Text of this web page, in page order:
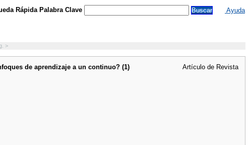
Rápida Palabra Clave Ayuda
>
de aprendizaje a un continuo? (1)
Artículo de Revista